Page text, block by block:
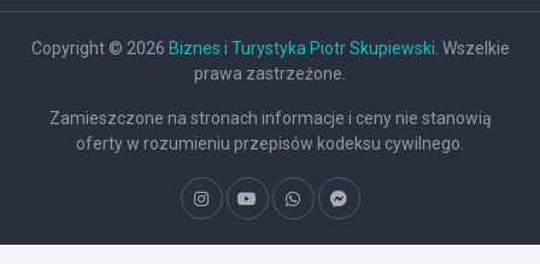
Copyright © 2026 Biznes i Turystyka Piotr Skupiewski . Wszelkie
prawa zastrzeżone.
Zamieszczone na stronach informacje i ceny nie stanowią
oferty w rozumieniu przepisów kodeksu cywilnego.